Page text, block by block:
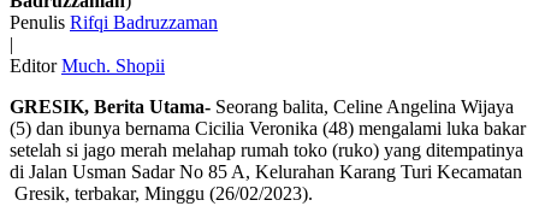
Penulis Rifqi Badruzzaman
|
Editor Much. Shopii
GRESIK, Berita Utama- Seorang balita, Celine Angelina Wijaya
(5) dan ibunya bernama Cicilia Veronika (48) mengalami luka bakar
setelah si jago merah melahap rumah toko (ruko) yang ditempatinya
di Jalan Usman Sadar No 85 A, Kelurahan Karang Turi Kecamatan
Gresik, terbakar, Minggu (26/02/2023).